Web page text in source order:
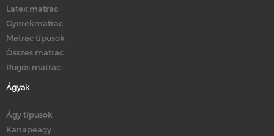
Latex matrac
Gyerekmatrac
Matrac típusok
Összes matrac
Rugós matrac
Ágyak
Ágy típusok
Kanapéágy